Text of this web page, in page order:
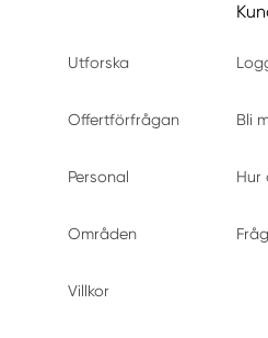
Utforska
Offertförfrågan
Personal
Områden
Villkor
Bli
Hur